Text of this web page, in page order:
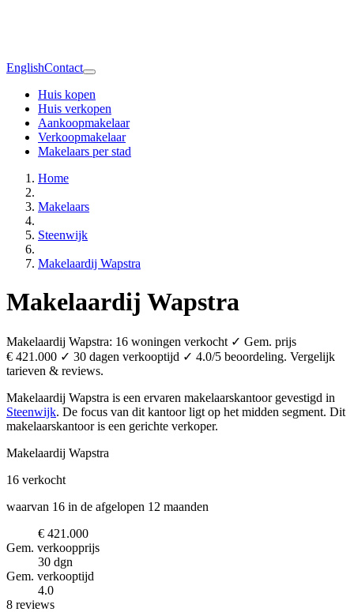
EnglishContact
Huis kopen
Huis verkopen
Aankoopmakelaar
Verkoopmakelaar
Makelaars per stad
Home
Makelaars
Steenwijk
Makelaardij Wapstra
Makelaardij Wapstra
Makelaardij Wapstra: 16 woningen verkocht ✓ Gem. prijs
€ 421.000 ✓ 30 dagen verkooptijd ✓ 4.0/5 beoordeling. Vergelijk
tarieven & reviews.
Makelaardij Wapstra is een ervaren makelaarskantoor gevestigd in
Steenwijk. De focus van dit kantoor ligt op het midden segment. Dit
makelaarskantoor is een gerichte verkoper.
Makelaardij Wapstra
16 verkocht
waarvan 16 in de afgelopen 12 maanden
€ 421.000
Gem. verkoopprijs
30 dgn
Gem. verkooptijd
4.0
8 reviews